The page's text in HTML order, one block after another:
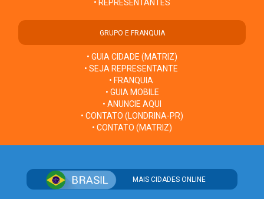
• REPRESENTANTES
GRUPO E FRANQUIA
• GUIA CIDADE (MATRIZ)
• SEJA REPRESENTANTE
• FRANQUIA
• GUIA MOBILE
• ANUNCIE AQUI
• CONTATO (LONDRINA-PR)
• CONTATO (MATRIZ)
MAIS CIDADES ONLINE